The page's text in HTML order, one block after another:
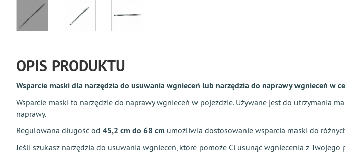
OPIS PRODUKTU
Wsparcie maski dla narzędzia do usuwania wgnieceń lub narzędzia do naprawy wgnieceń w
Wsparcie maski to narzędzie do naprawy wgnieceń w pojeździe. Używane jest do utrzymania
naprawy.
Regulowana długość od 45,2 cm do 68 cm umożliwia dostosowanie wsparcia maski do
Jeśli szukasz narzędzia do usuwania wgnieceń, które pomoże Ci usunąć wgniecenia z